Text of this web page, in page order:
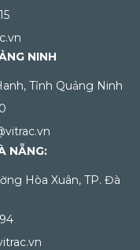
NINH
Tỉnh Quảng Ninh
NẴNG:
Hòa Xuân, TP. Đà